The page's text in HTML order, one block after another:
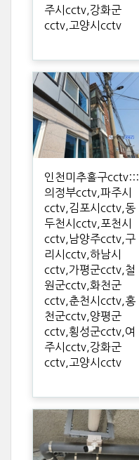
주시cctv,강화군
cctv,고양시cctv
인천미추홀구cctv:::
의정부cctv,파주시
cctv,김포시cctv,동
두천시cctv,포천시
cctv,남양주cctv,구
리시cctv,하남시
cctv,가평군cctv,철
원군cctv,화천군
cctv,춘천시cctv,홍
천군cctv,양평군
cctv,횡성군cctv,여
주시cctv,강화군
cctv,고양시cctv